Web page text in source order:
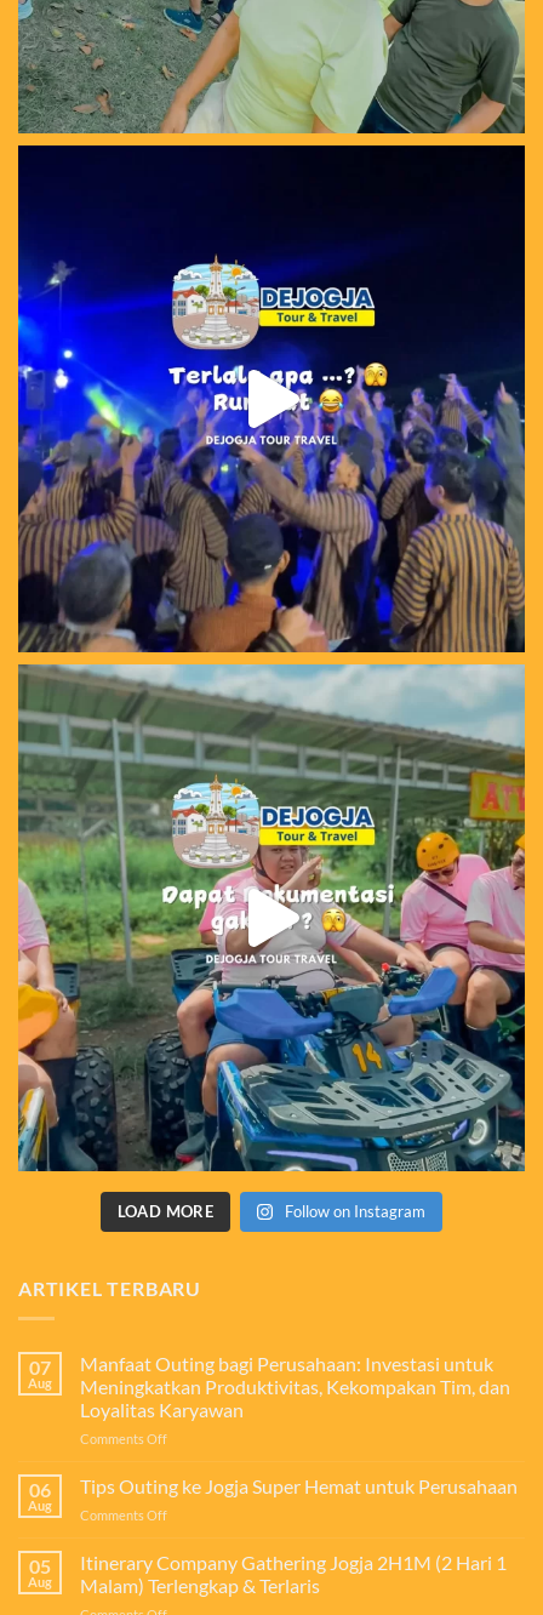
LOAD MORE Follow on Instagram
ARTIKEL TERBARU
07
Aug
Manfaat Outing bagi Perusahaan: Investasi untuk
Meningkatkan Produktivitas, Kekompakan Tim, dan
Loyalitas Karyawan
Comments Offon
Outing
bagi
Perusahaan:
untuk
Meningkatkan
Produktivitas,
06
Aug
Tips Outing ke Jogja Super Hemat untuk Perusahaan
Comments Offon
Outing
ke
Jogja
05
Aug
Itinerary Company Gathering Jogja 2H1M (2 Hari 1
Malam) Terlengkap & Terlaris